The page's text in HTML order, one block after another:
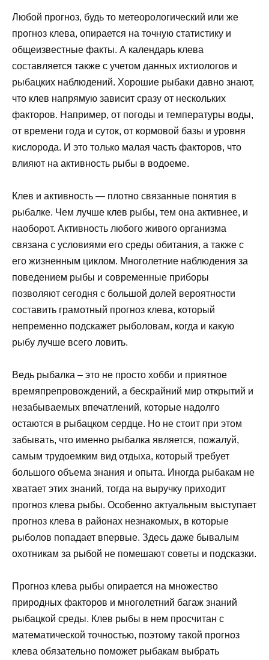
Любой прогноз, будь то метеорологический или же
прогноз клева, опирается на точную статистику и
общеизвестные факты. А календарь клева
составляется также с учетом данных ихтиологов и
рыбацких наблюдений. Хорошие рыбаки давно знают,
что клев напрямую зависит сразу от нескольких
факторов. Например, от погоды и температуры воды,
от времени года и суток, от кормовой базы и уровня
кислорода. И это только малая часть факторов, что
влияют на активность рыбы в водоеме.
Клев и активность — плотно связанные понятия в
рыбалке. Чем лучше клев рыбы, тем она активнее, и
наоборот. Активность любого живого организма
связана с условиями его среды обитания, а также с
его жизненным циклом. Многолетние наблюдения за
поведением рыбы и современные приборы
позволяют сегодня с большой долей вероятности
составить грамотный прогноз клева, который
непременно подскажет рыболовам, когда и какую
рыбу лучше всего ловить.
Ведь рыбалка – это не просто хобби и приятное
времяпрепровождений, а бескрайний мир открытий и
незабываемых впечатлений, которые надолго
остаются в рыбацком сердце. Но не стоит при этом
забывать, что именно рыбалка является, пожалуй,
самым трудоемким вид отдыха, который требует
большого объема знания и опыта. Иногда рыбакам не
хватает этих знаний, тогда на выручку приходит
прогноз клева рыбы. Особенно актуальным выступает
прогноз клева в районах незнакомых, в которые
рыболов попадает впервые. Здесь даже бывалым
охотникам за рыбой не помешают советы и подсказки.
Прогноз клева рыбы опирается на множество
природных факторов и многолетний багаж знаний
рыбацкой среды. Клев рыбы в нем просчитан с
математической точностью, поэтому такой прогноз
клева обязательно поможет рыбакам выбрать